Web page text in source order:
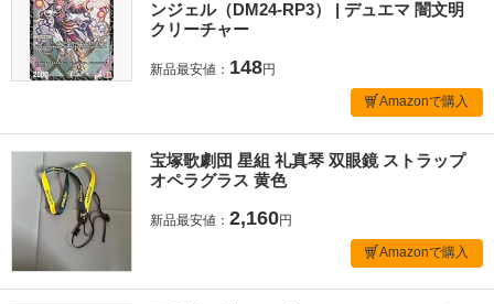
ンジェル（DM24-RP3） | デュエマ 闇文明
クリーチャー
新品最安値： 148円
Amazonで購入
宝塚歌劇団 星組 礼真琴 双眼鏡 ストラップ
オペラグラス 黄色
新品最安値： 2,160円
Amazonで購入